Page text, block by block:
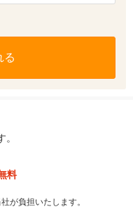
る
料
が負担いたします。